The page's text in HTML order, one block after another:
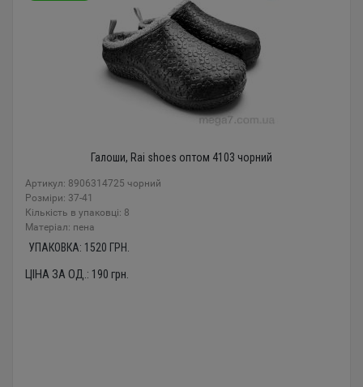
Галоши, Rai shoes оптом 4103 чорний
Артикул: 8906314725 чорний
Розміри: 37-41
Кількість в упаковці: 8
Mатеріал: пена
УПАКОВКА: 1520 ГРН.
ЦІНА ЗА ОД.: 190 грн.